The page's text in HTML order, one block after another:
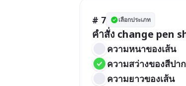
# 7 เลือกประเภท
คำสั่ง change pen
ความหนาของเส้น
ความสว่างของสีปา
ความยาวของเส้น